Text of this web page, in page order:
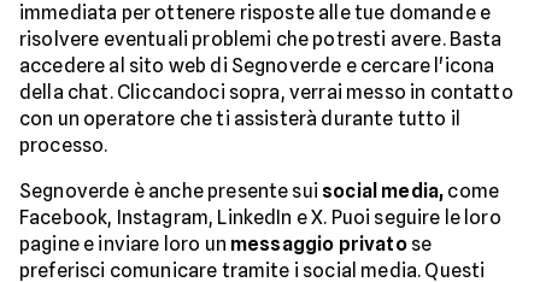
immediata per ottenere risposte alle tue domande e
risolvere eventuali problemi che potresti avere. Basta
accedere al sito web di Segnoverde e cercare l'icona
della chat. Cliccandoci sopra, verrai messo in contatto
con un operatore che ti assisterà durante tutto il
processo.
Segnoverde è anche presente sui social media, come
Facebook, Instagram, LinkedIn e X. Puoi seguire le loro
pagine e inviare loro un messaggio privatose
preferisci comunicare tramite i social media. Questi